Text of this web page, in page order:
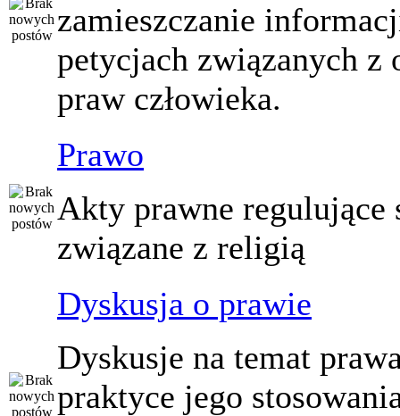
zamieszczanie
petycjach związanych z
praw człowieka.
Prawo
Akty prawne regulujące
związane z religią
Dyskusja o prawie
Dyskusje na temat
praktyce jego